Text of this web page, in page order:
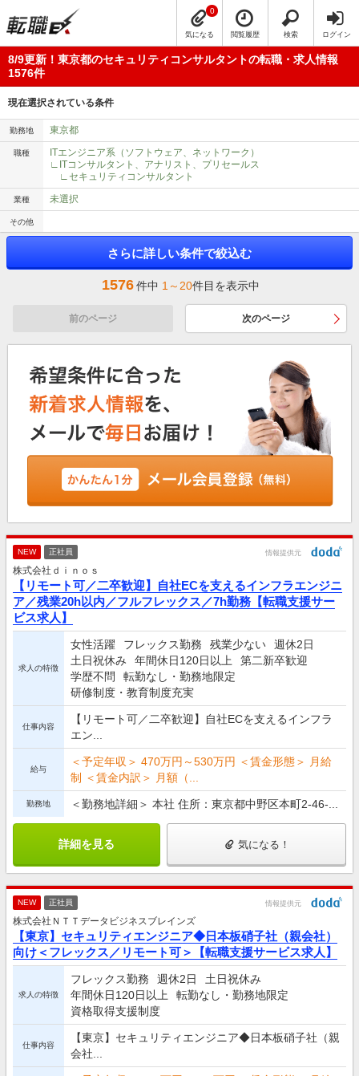
気になる
0
閲覧履歴 検索 ログイン
8/9更新！東京都のセキュリティコンサルタントの転職・求人情報
1576件
現在選択されている条件
勤務地 東京都
職種
ITエンジニア系（ソフトウェア、ネットワーク）
∟ITコンサルタント、アナリスト、プリセールス
∟セキュリティコンサルタント
業種 未選択
その他
さらに詳しい条件で絞込む
1576件中 1～20件目を表示中
前のページ 次のページ
NEW 正社員 情報提供元
株式会社ｄｉｎｏｓ
【リモート可／二卒歓迎】自社ECを支えるインフラエンジニ
ア／残業20h以内／フルフレックス／7h勤務【転職支援サー
ビス求人】
求人の特徴
女性活躍 フレックス勤務 残業少ない
週休2日
土日祝休み
年間休日120日以上
第二新卒歓迎
学歴不問
転勤なし・勤務地限定
研修制度・教育制度充実
仕事内容
【リモート可／二卒歓迎】自社ECを支えるインフラ
エン...
給与
＜予定年収＞ 470万円～530万円 ＜賃金形態＞ 月給
制 ＜賃金内訳＞ 月額（...
勤務地 ＜勤務地詳細＞ 本社 住所：東京都中野区本町2-46-...
詳細を見る 気になる！
NEW 正社員 情報提供元
株式会社ＮＴＴデータビジネスブレインズ
【東京】セキュリティエンジニア◆日本板硝子社（親会社）
向け＜フレックス／リモート可＞【転職支援サービス求人】
求人の特徴
フレックス勤務 週休2日
土日祝休み
年間休日120日以上
転勤なし・勤務地限定
資格取得支援制度
仕事内容
【東京】セキュリティエンジニア◆日本板硝子社（親
会社...